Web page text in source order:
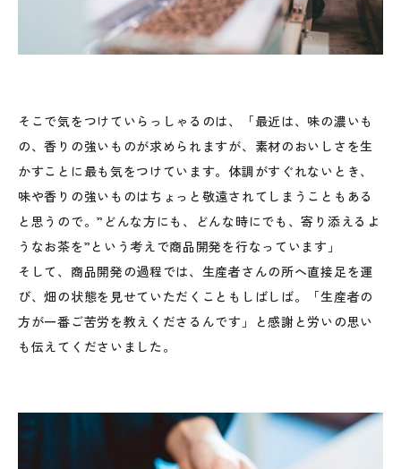
そこで気をつけていらっしゃるのは、「最近は、味の濃いも
の、香りの強いものが求められますが、素材のおいしさを生
かすことに最も気をつけています。体調がすぐれないとき、
味や香りの強いものはちょっと敬遠されてしまうこともある
と思うので。”どんな方にも、どんな時にでも、寄り添えるよ
うなお茶を”という考えで商品開発を行なっています」
そして、商品開発の過程では、生産者さんの所へ直接足を運
び、畑の状態を見せていただくこともしばしば。「生産者の
方が一番ご苦労を教えくださるんです」と感謝と労いの思い
も伝えてくださいました。